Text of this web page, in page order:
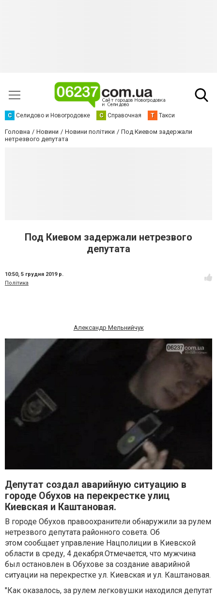
С Селидово и Новогродовке С Справочная Т Такси
Головна Новини Новини політики
Под Киевом задержали
нетрезвого депутата
Под Киевом задержали нетрезвого
депутата
10:50, 5 грудня 2019 р.
Політика
Александр Мельнийчук
Депутат создал аварийную ситуацию в
городе Обухов на перекрестке улиц
Киевская и Каштановая.
В городе Обухов правоохранители обнаружили за рулем
нетрезвого депутата районного совета. Об
этом сообщает управление Нацполиции в Киевской
области в среду, 4 декабря.Отмечается, что мужчина
был остановлен в Обухове за создание аварийной
ситуации на перекрестке ул. Киевская и ул. Каштановая.
"Как оказалось, за рулем легковушки находился депутат